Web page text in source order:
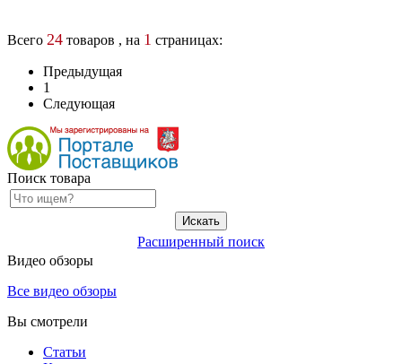
Всего 24 товаров , на 1 страницах:
Предыдущая
1
Следующая
Поиск товара
Расширенный поиск
Видео обзоры
Все видео обзоры
Вы смотрели
Статьи